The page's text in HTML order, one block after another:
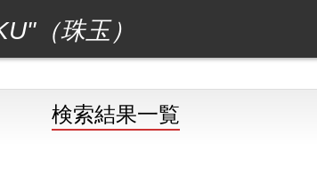
（珠玉）
検索結果一覧